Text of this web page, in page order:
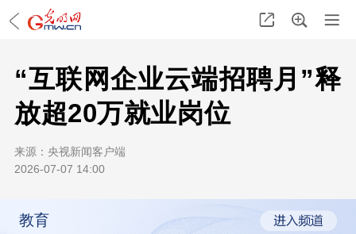
“互联网企业云端招聘月”释
放超20万就业岗位
来源： 央视新闻客户端
2026-07-07 14:00
教育